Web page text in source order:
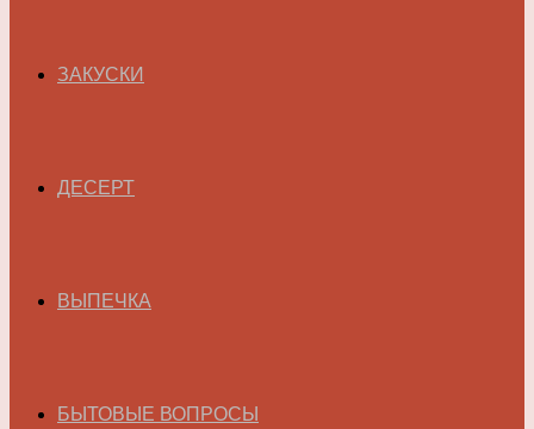
ЗАКУСКИ
ДЕСЕРТ
ВЫПЕЧКА
БЫТОВЫЕ ВОПРОСЫ